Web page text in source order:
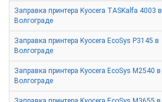
Заправка принтера Kyocera TASKalfa 4003 в
Волгограде
Заправка принтера Kyocera EcoSys P3145 в
Волгограде
Заправка принтера Kyocera EcoSys M2540 в
Волгограде